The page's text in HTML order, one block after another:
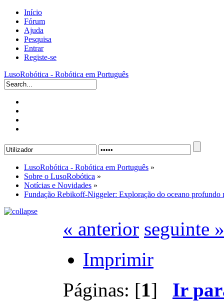
Início
Fórum
Ajuda
Pesquisa
Entrar
Registe-se
LusoRobótica - Robótica em Português
LusoRobótica - Robótica em Português »
Sobre o LusoRobótica »
Notícias e Novidades »
Fundação Rebikoff-Niggeler: Exploração do oceano profundo
« anterior seguinte »
Imprimir
Páginas: [1] Ir